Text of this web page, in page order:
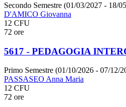
Secondo Semestre (01/03/2027 - 18/
D'AMICO Giovanna
12 CFU
72 ore
5617 - PEDAGOGIA
Primo Semestre (01/10/2026 - 07/12/
PASSASEO Anna Maria
12 CFU
72 ore